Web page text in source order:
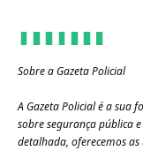
Sobre a Gazeta Policial
A Gazeta Policial é a sua
sobre segurança pública
detalhada, oferecemos